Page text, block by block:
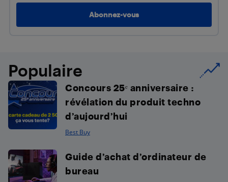
Populaire
Concours 25ᵉ anniversaire :
révélation du produit techno
d’aujourd’hui
Best Buy
Guide d’achat d’ordinateur de
bureau